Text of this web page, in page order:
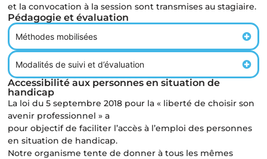
et la convocation à la session sont transmises au stagiaire.
Pédagogie et évaluation
Méthodes mobilisées
Modalités de suivi et d’évaluation
Accessibilité aux personnes en situation de
handicap
La loi du 5 septembre 2018 pour la « liberté de choisir son
avenir professionnel » a
pour objectif de faciliter l’accès à l’emploi des personnes
en situation de handicap.
Notre organisme tente de donner à tous les mêmes